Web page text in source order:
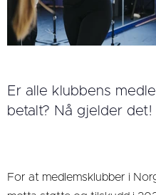
Er alle klubbens
betalt? Nå gjelder det!
For at medlemsklubber i